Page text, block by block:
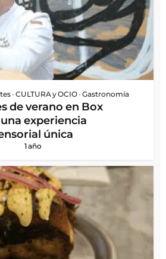
• CULTURA y OCIO • Gastronomía
de verano en Box
experiencia
única
1 año